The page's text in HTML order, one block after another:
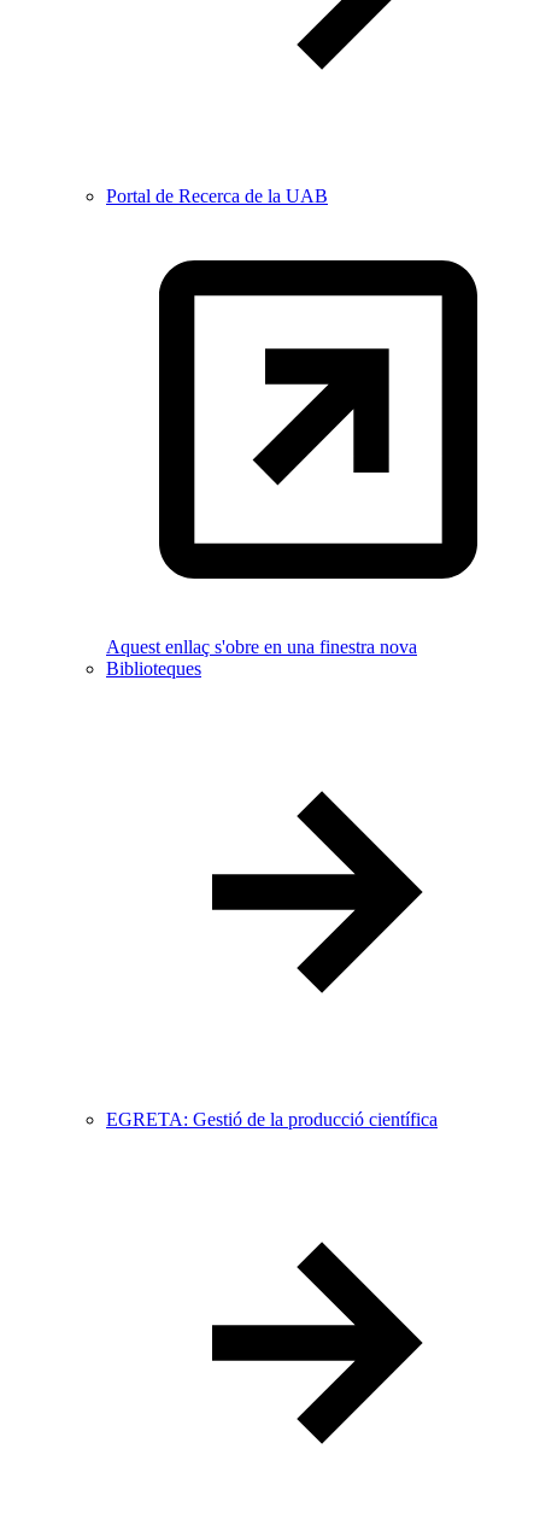
Portal de Recerca de la UAB
Aquest enllaç s'obre en una finestra nova
Biblioteques
EGRETA: Gestió de la producció científica